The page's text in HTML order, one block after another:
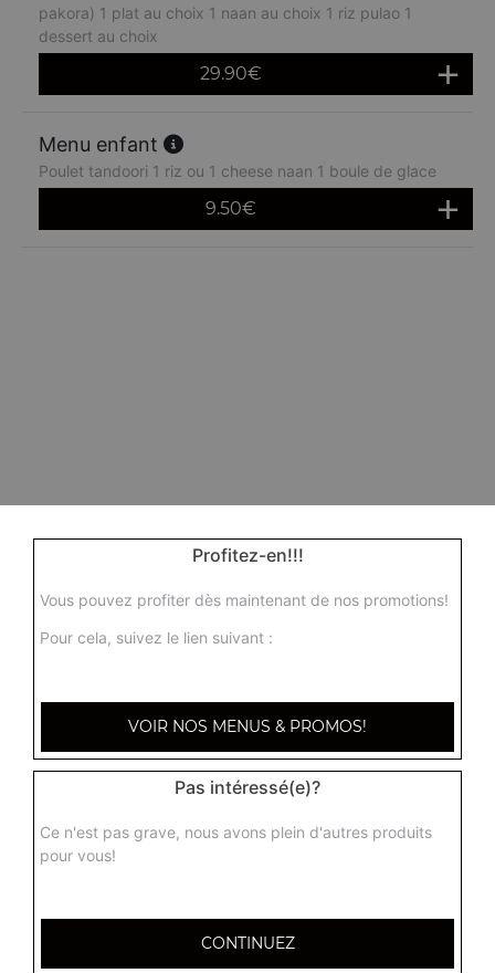
pakora) 1 plat au choix 1 naan au choix 1 riz pulao 1
dessert au choix
29.90€
Menu enfant
Poulet tandoori 1 riz ou 1 cheese naan 1 boule de glace
9.50€
Profitez-en!!!
Vous pouvez profiter dès maintenant de nos promotions!
Pour cela, suivez le lien suivant :
VOIR NOS MENUS & PROMOS!
Pas intéressé(e)?
Ce n'est pas grave, nous avons plein d'autres produits
pour vous!
CONTINUEZ